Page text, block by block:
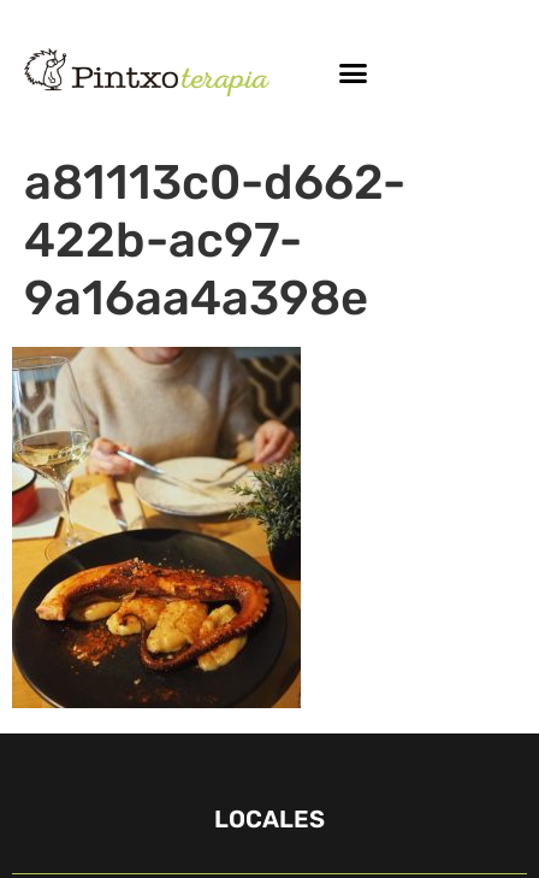
a81113c0-d662-
422b-ac97-
9a16aa4a398e
LOCALES